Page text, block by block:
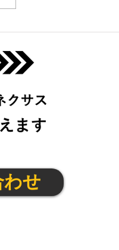
こクラブ@茨木4/17(金)
わせ